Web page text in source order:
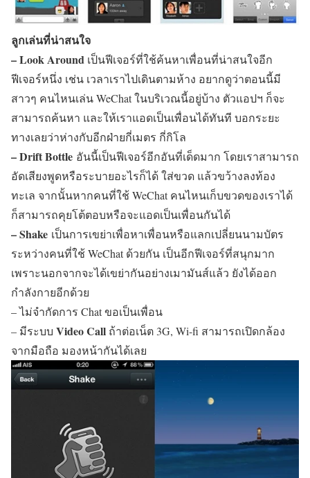
ลูกเล่นที่น่าสนใจ
– Look Around เป็นฟีเจอร์ที่ใช้ค้นหาเพื่อนที่น่าสนใจอีก
ฟีเจอร์หนึ่ง เช่น เวลาเราไปเดินตามห้าง อยากดูว่าตอนนี้มี
สาวๆ คนไหนเล่น WeChat ในบริเวณนี้อยู่บ้าง ตัวแอปฯ ก็จะ
สามารถค้นหา และให้เราแอดเป็นเพื่อนได้ทันที บอกระยะ
ทางเลยว่าห่างกับอีกฝ่ายกี่เมตร กี่กิโล
– Drift Bottle อันนี้เป็นฟีเจอร์อีกอันที่เด็ดมาก โดยเราสามารถ
อัดเสียงพูดหรือระบายอะไรก็ได้ ใส่ขวด แล้วขว้างลงท้อง
ทะเล จากนั้นหากคนที่ใช้ WeChat คนไหนเก็บขวดของเราได้
ก็สามารถคุยโต้ตอบหรือจะแอดเป็นเพื่อนกันได้
– Shake เป็นการเขย่าเพื่อหาเพื่อนหรือแลกเปลี่ยนนามบัตร
ระหว่างคนที่ใช้ WeChat ด้วยกัน เป็นอีกฟีเจอร์ที่สนุกมาก
เพราะนอกจากจะได้เขย่ากันอย่างเมามันส์แล้ว ยังได้ออก
กำลังกายอีกด้วย
– ไม่จำกัดการ Chat ขอเป็นเพื่อน
– มีระบบ Video Call ถ้าต่อเน็ต 3G, Wi-fi สามารถเปิดกล้อง
จากมือถือ มองหน้ากันได้เลย